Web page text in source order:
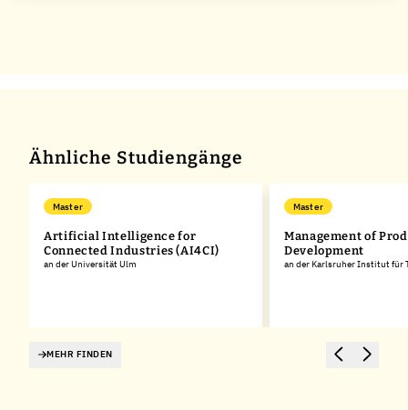
Ähnliche Studiengänge
Master
Artificial Intelligence for
Connected Industries (AI4CI)
an der Universität Ulm
Master
Management of
Development
an der Karlsruher Institut für
MEHR FINDEN